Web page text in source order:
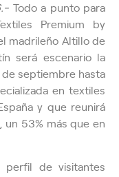
Todo a punto para
Premium by
madrileño Altillo de
será escenario la
septiembre hasta
en textiles
y que reunirá
un 53% más que en
de visitantes